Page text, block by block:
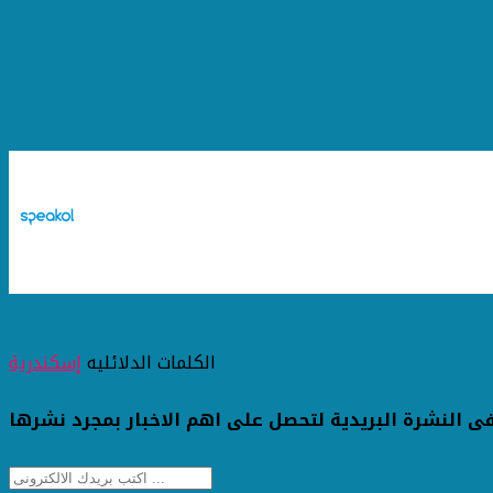
الكلمات الدلائليهإسكندرية
النشرة البريدية لتحصل على اهم الاخبار بمجرد نشرها